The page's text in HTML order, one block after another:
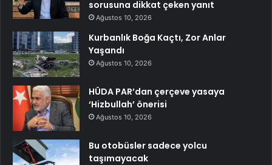
sorusuna dikkat çeken yanıt
Ağustos 10, 2026
Kurbanlık Boğa Kaçtı, Zor Anlar
Yaşandı
Ağustos 10, 2026
HÜDA PAR’dan çerçeve yasaya
‘Hizbullah’ önerisi
Ağustos 10, 2026
Bu otobüsler sadece yolcu
taşımayacak